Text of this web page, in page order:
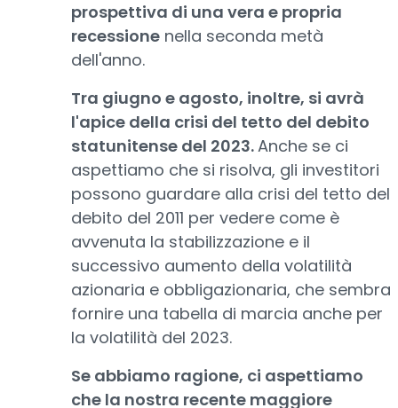
prospettiva di una vera e propria
recessione nella seconda metà
dell'anno.
Tra giugno e agosto, inoltre, si avrà
l'apice della crisi del tetto del debito
statunitense del 2023.Anche se ci
aspettiamo che si risolva, gli investitori
possono guardare alla crisi del tetto del
debito del 2011 per vedere come è
avvenuta la stabilizzazione e il
successivo aumento della volatilità
azionaria e obbligazionaria, che sembra
fornire una tabella di marcia anche per
la volatilità del 2023.
Se abbiamo ragione, ci aspettiamo
che la nostra recente maggiore